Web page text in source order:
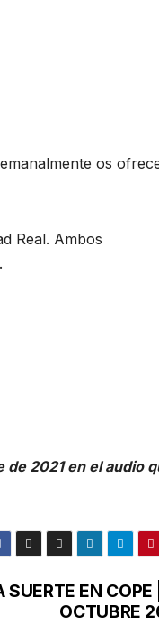
os
Real. Ambos
2021 en el audio
SUERTE EN COPE
OCTUBRE